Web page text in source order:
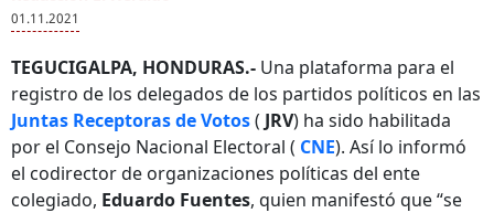
01.11.2021
TEGUCIGALPA, HONDURAS.- Una plataforma para el
registro de los delegados de los partidos políticos en las
Juntas Receptoras de Votos( JRV) ha sido habilitada
por el Consejo Nacional Electoral ( CNE). Así lo informó
el codirector de organizaciones políticas del ente
colegiado, Eduardo Fuentes, quien manifestó que “se